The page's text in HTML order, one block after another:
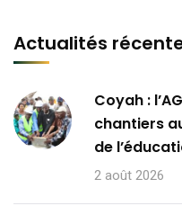
Actualités
Coyah :
chantiers
de
2 août 2026